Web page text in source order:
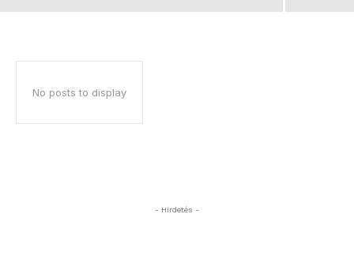
No posts to display
- Hirdetés -